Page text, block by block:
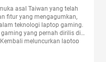
asal Taiwan yang telah
fitur yang mengagumkan,
teknologi laptop gaming.
yang pernah dirilis di
meluncurkan laptop